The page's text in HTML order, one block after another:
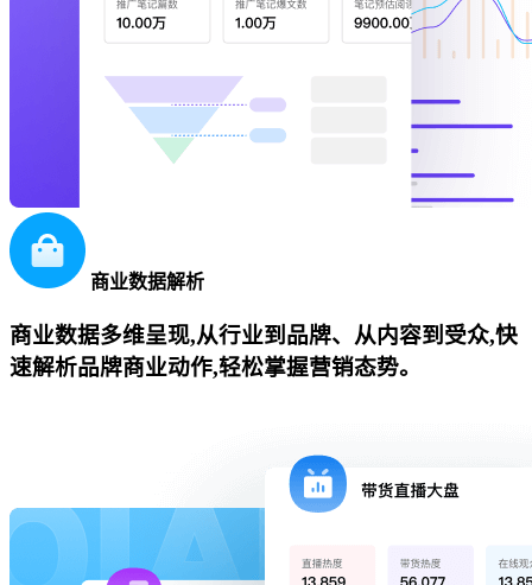
商业数据解析
商业数据多维呈现,从行业到品牌、从内容到受众,快
速解析品牌商业动作,轻松掌握营销态势。